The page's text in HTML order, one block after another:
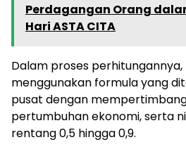
Perdagangan Orang
Hari ASTA CITA
Dalam proses
menggunakan formula yang
pusat dengan
pertumbuhan ekonomi, serta
rentang 0,5 hingga 0,9.